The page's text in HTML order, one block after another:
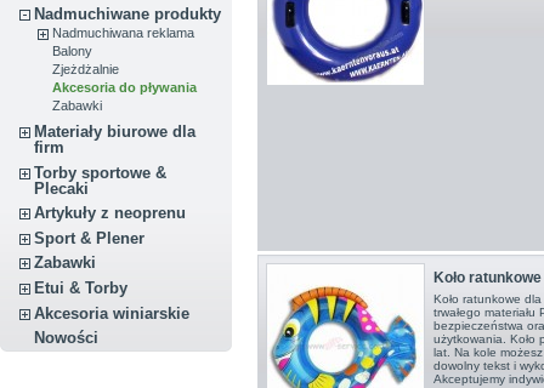
Nadmuchiwane produkty
Nadmuchiwana reklama
Balony
Zjeżdżalnie
Akcesoria do pływania
Zabawki
Materiały biurowe dla
firm
Torby sportowe &
Plecaki
Artykuły z neoprenu
Sport & Plener
Zabawki
Etui & Torby
Akcesoria winiarskie
Nowości
Koło
Koło ratunkowe
trwałego
bezpieczeństwa
użytkowania. Koło
lat. Na kole
dowolny tekst i
Akceptujemy